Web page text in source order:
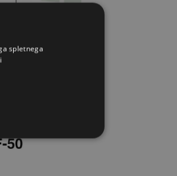
spletnega